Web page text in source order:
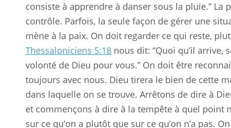
consiste à apprendre à danser sous la pluie.”
contrôle. Parfois, la seule façon de gérer une
mène à la paix. On doit regarder ce qui reste,
Thessaloniciens 5:18 nous dit: “Quoi qu’il arrive,
volonté de Dieu pour vous.” On doit être
toujours avec nous. Dieu tirera le bien de cette
dans laquelle on se trouve. Arrêtons de dire à
et commençons à dire à la tempête à quel point
sur ce qu’on a plutôt que sur ce qu’on n’a pas.